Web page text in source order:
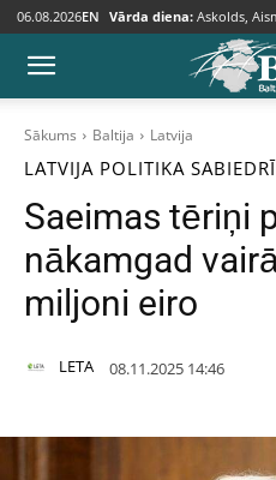
06.08.2026EN Vārda diena: Askolds,
Sākums Baltija Latvija
LATVIJA POLITIKA
Saeimas tēriņi
nākamgad
miljoni eiro
LETA 08.11.2025 14:46